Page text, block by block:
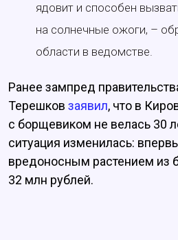
ядовит и способен
на солнечные ожоги, –
области в ведомстве.
Ранее зампред
Терешков заявил, что в
с борщевиком не велась 30
ситуация изменилась:
вредоносным растением из
32 млн рублей.